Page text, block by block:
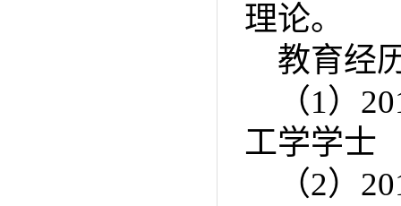
理论。
教育经
（1）
工学学士
（2）